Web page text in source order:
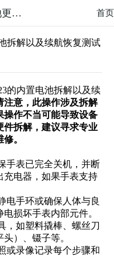
首页
VIVO Watch23电池更换：内置电池拆解以及续航恢复测试
拆解以及续航恢复测试
的内置电池拆解以及续
注意，此操作涉及拆解
操作不当可能导致设备
件拆解，建议寻求专业
。
手表已完全关机，并断
充电器，如果手表支持
电手环或确保人体与良
损坏手表内部元件。
，如塑料撬棒、螺丝刀
）、镊子等。
或录像记录每个步骤和